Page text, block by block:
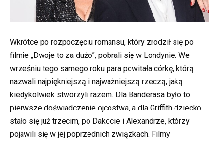
Wkrótce po rozpoczęciu romansu, który zrodził się po
filmie „Dwoje to za dużo”, pobrali się w Londynie. We
wrześniu tego samego roku para powitała córkę, którą
nazwali najpiękniejszą i najważniejszą rzeczą, jaką
kiedykolwiek stworzyli razem. Dla Banderasa było to
pierwsze doświadczenie ojcostwa, a dla Griffith dziecko
stało się już trzecim, po Dakocie i Alexandrze, którzy
pojawili się w jej poprzednich związkach. Filmy